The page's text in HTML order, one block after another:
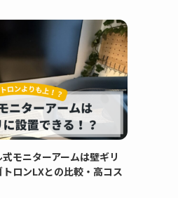
式モニターアームは壁ギリ
ロンLXとの比較・高コス